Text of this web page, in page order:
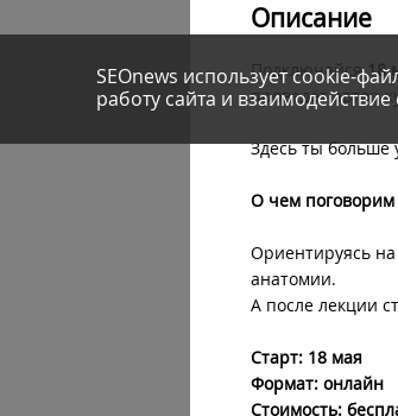
Описание
Подключайся18
проведёт автор
Здесь ты больше
О чем поговорим
Ориентируясь
анатомии.
А после лекции
Старт: 18 мая
Формат: онлайн
Стоимость:
SEOnews использует cookie-
работу сайта и